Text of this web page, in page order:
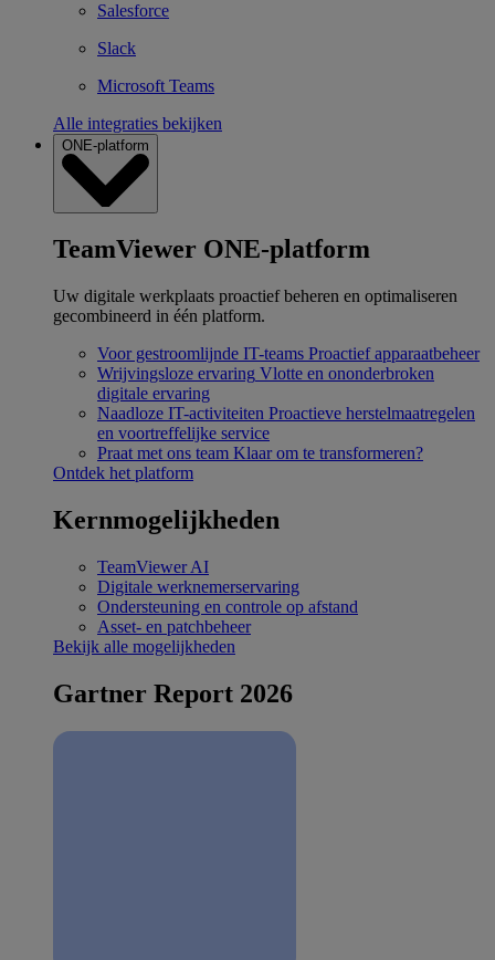
Salesforce
Slack
Microsoft Teams
Alle integraties bekijken
ONE-platform
TeamViewer ONE-platform
Uw digitale werkplaats proactief beheren en optimaliseren
gecombineerd in één platform.
Voor gestroomlijnde IT-teams Proactief apparaatbeheer
Wrijvingsloze ervaring Vlotte en ononderbroken
digitale ervaring
Naadloze IT-activiteiten Proactieve herstelmaatregelen
en voortreffelijke service
Praat met ons team Klaar om te transformeren?
Ontdek het platform
Kernmogelijkheden
TeamViewer AI
Digitale werknemerservaring
Ondersteuning en controle op afstand
Asset- en patchbeheer
Bekijk alle mogelijkheden
Gartner Report 2026